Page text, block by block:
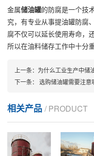
金属储油罐的防腐是一个技
究，有专业从事提油罐防腐
腐不仅可以延长使用寿命，
所以在油料储存工作中十分重
上一条： 为什么工业生产中储
下一条：
选购储油罐需要注意
相关产品 / PRODUCT